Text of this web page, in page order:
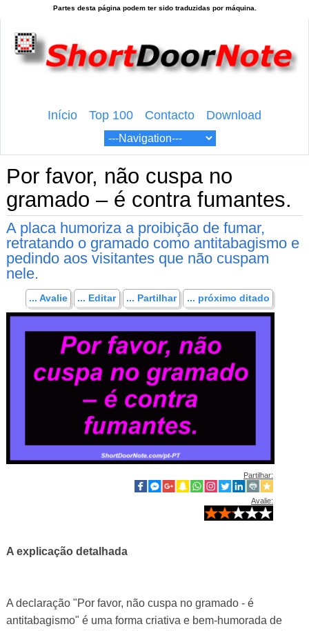
Início Top 100 Contacto Download
Por favor, não cuspa no
gramado – é contra fumantes.
A placa humoriza a proibição de fumar,
retratando o gramado como antitabagismo e
pedindo aos visitantes que não cuspam
nele.
... Avalie ... Editar ... Partilhar ... próximo ditado
Partilhar:
Avalie:
A explicação detalhada
A declaração "Por favor, não cuspa no gramado - é
antitabagismo" é uma forma criativa e bem-humorada de